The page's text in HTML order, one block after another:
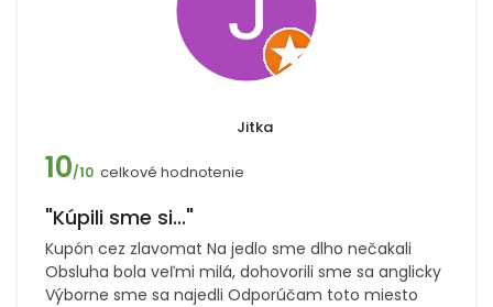
Jitka
10/10 celkové hodnotenie
"Kúpili sme si..."
Kupón cez zlavomat Na jedlo sme dlho nečakali
Obsluha bola veľmi milá, dohovorili sme sa anglicky
Výborne sme sa najedli Odporúčam toto miesto